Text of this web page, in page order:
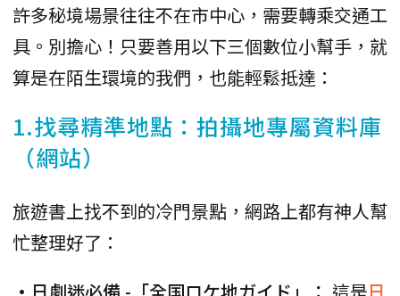
許多秘境場景往往不在市中心，需要轉乘交通工
具。別擔心！只要善用以下三個數位小幫手，就
算是在陌生環境的我們，也能輕鬆抵達：
1.找尋精準地點：拍攝地專屬資料庫
（網站）
旅遊書上找不到的冷門景點，網路上都有神人幫
忙整理好了：